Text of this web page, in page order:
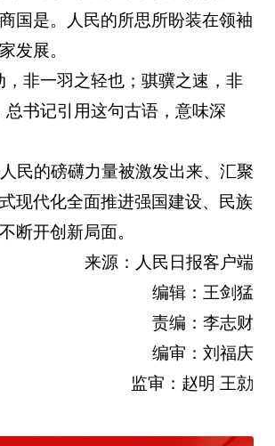
国是。人民的所思所盼装在领袖
发展。
，非一羽之轻也；骐骥之速，非
总书记引用这句古语，意味深
民的磅礴力量被激发出来、汇聚
现代化全面推进强国建设、民族
断开创新局面。
来源：人民日报客户端
编辑：王剑猛
责编：李志财
编审：刘福庆
监审：赵明 王勍